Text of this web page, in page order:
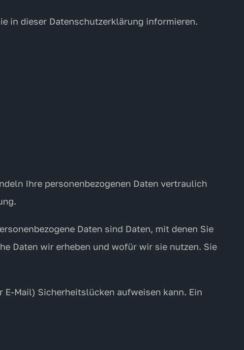
in dieser Datenschutzerklärung informieren.
Ihre personenbezogenen Daten vertraulich
Daten sind Daten, mit denen Sie
Daten wir erheben und wofür wir sie nutzen. Sie
Mail) Sicherheitslücken aufweisen kann. Ein